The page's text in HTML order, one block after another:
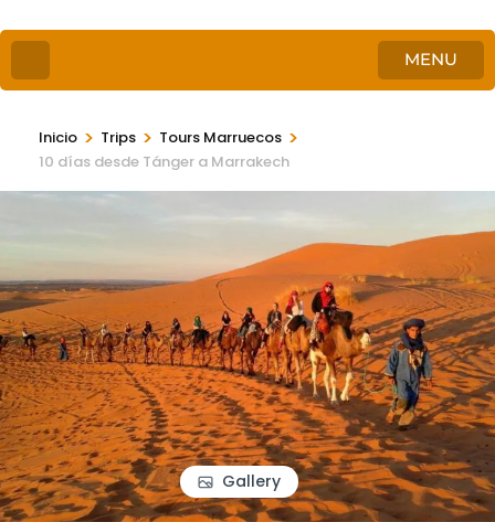
MENU
Inicio > Trips > Tours Marruecos >
10 días desde Tánger a Marrakech
Gallery